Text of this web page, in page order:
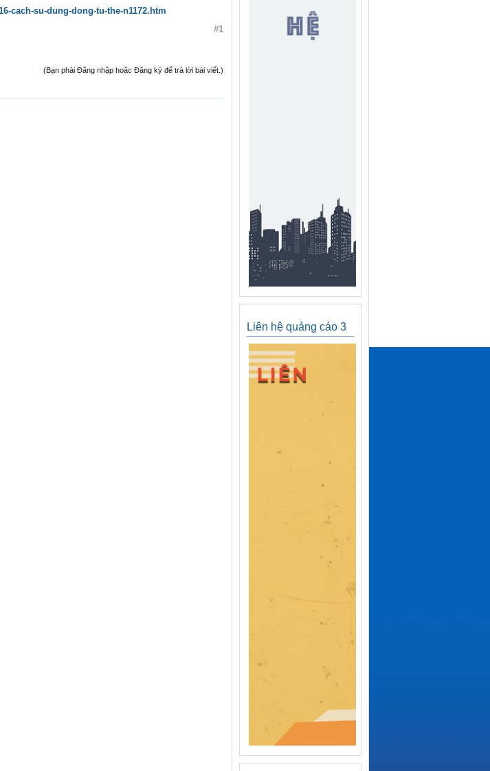
cach-su-dung-dong-tu-the-n1172.htm
#1
(Bạn phải Đăng nhập hoặc Đăng ký để trả lời bài viết.)
Liên hệ quảng cáo 3